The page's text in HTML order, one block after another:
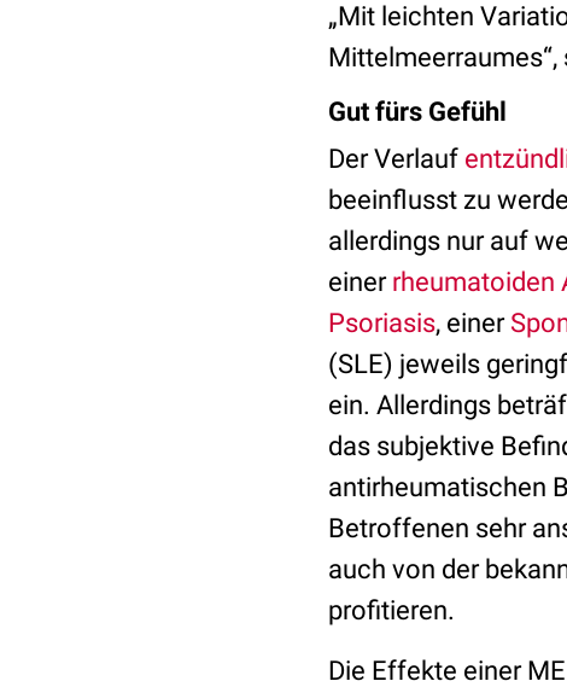
„Mit leichten
Gut fürs Gefühl
Der Verlauf
beeinflusst zu
allerdings nur auf
einer rheumatoiden
Psoriasis, einer
(SLE) jeweils
ein. Allerdings
das subjektive
antirheumatischen
Betroffenen sehr
auch von der
profitieren.
Die Effekte einer